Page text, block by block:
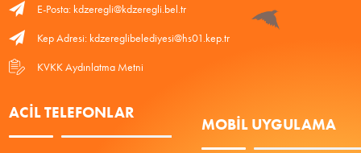
E-Posta: kdzeregli@kdzeregli.bel.tr
Kep Adresi: kdzereglibelediyesi@hs01.kep.tr
KVKK Aydınlatma Metni
ACIL TELEFONLAR
MOBIL UYGULAMA